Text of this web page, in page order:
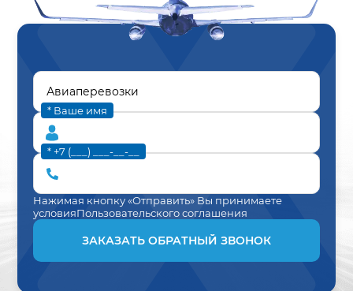
* Ваше имя
* +7 (___) ___-__-__
Нажимая кнопку «Отправить» Вы принимаете
условияПользовательского соглашения
ЗАКАЗАТЬ ОБРАТНЫЙ ЗВОНОК